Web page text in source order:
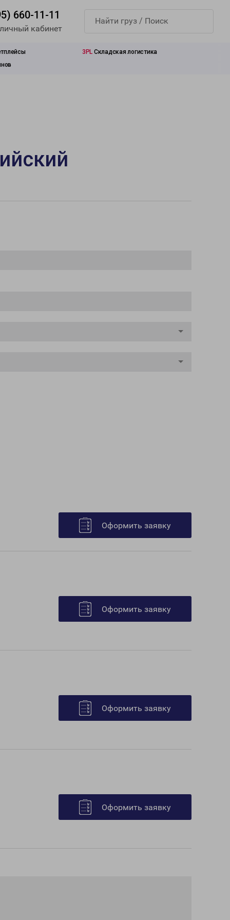
660-11-11
кабинет
3PL Складская логистика
Оформить заявку
Оформить заявку
Оформить заявку
Оформить заявку